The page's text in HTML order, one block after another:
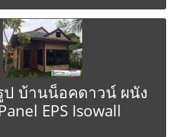
ป บ้านน็อคดาวน์ ผนัง
EPS Isowall